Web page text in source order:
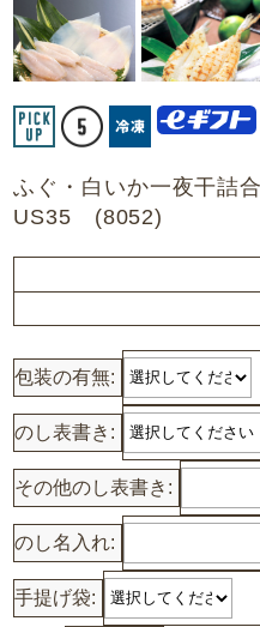
ふぐ・白いか一夜干
US35 (8052)
包装の有無:
のし表書き:
その他のし表書き:
のし名入れ:
手提げ袋: